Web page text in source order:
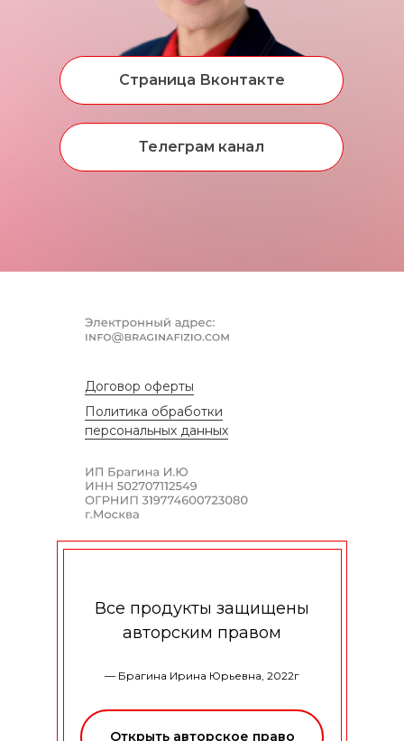
Страница Вконтакте
Телеграм канал
Договор оферты
Политика обработки
персональных данных
Все продукты защищены
авторским правом
— Брагина Ирина Юрьевна, 2022г
Открыть авторское право